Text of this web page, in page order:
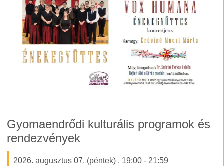
Gyomaendrődi kulturális programok és
rendezvények
2026. augusztus 07. (péntek) , 19:00 - 21:59